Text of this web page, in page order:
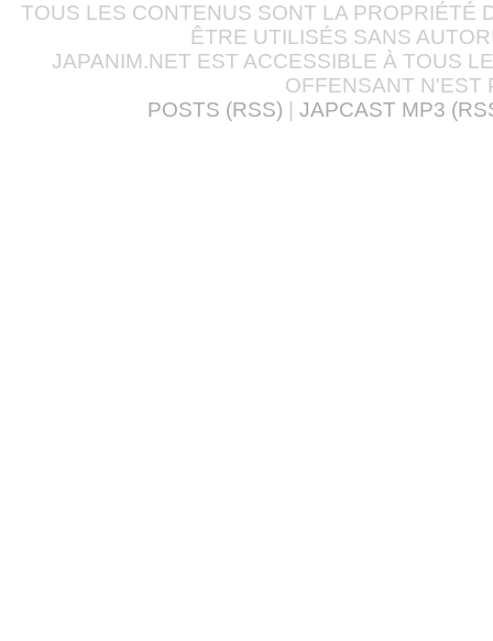
TOUS LES CONTENUS SONT LA PROPRIÉTÉ
ÊTRE UTILISÉS SANS
JAPANIM.NET EST ACCESSIBLE À TOUS
OFFENSANT N'EST
POSTS (RSS)
JAPCAST MP3